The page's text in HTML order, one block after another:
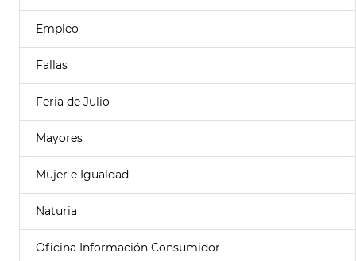
Empleo
Fallas
Feria de Julio
Mayores
Mujer e Igualdad
Naturia
Oficina Información Consumidor